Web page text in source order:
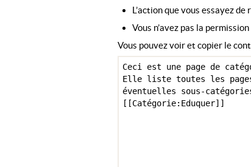
L’action que vous essayez
Vous n’avez pas la
Vous pouvez voir et copier le